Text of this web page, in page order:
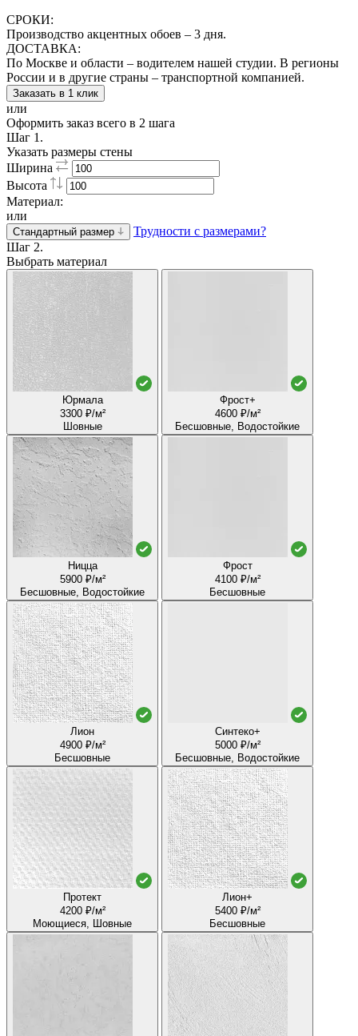
СРОКИ:
Производство акцентных обоев – 3 дня.
ДОСТАВКА:
По Москве и области – водителем нашей студии. В регионы
России и в другие страны – транспортной компанией.
Заказать в 1 клик
или
Оформить заказ всего в 2 шага
Шаг 1.
Указать размеры стены
Ширина
Высота
Материал:
или
Стандартный размер
Трудности с размерами?
Шаг 2.
Выбрать материал
Юрмала
3300 ₽/м²
Шовные
Фрост+
4600 ₽/м²
Бесшовные, Водостойкие
Ницца
5900 ₽/м²
Бесшовные, Водостойкие
Фрост
4100 ₽/м²
Бесшовные
Лион
4900 ₽/м²
Бесшовные
Синтеко+
5000 ₽/м²
Бесшовные, Водостойкие
Протект
4200 ₽/м²
Моющиеся, Шовные
Лион+
5400 ₽/м²
Бесшовные